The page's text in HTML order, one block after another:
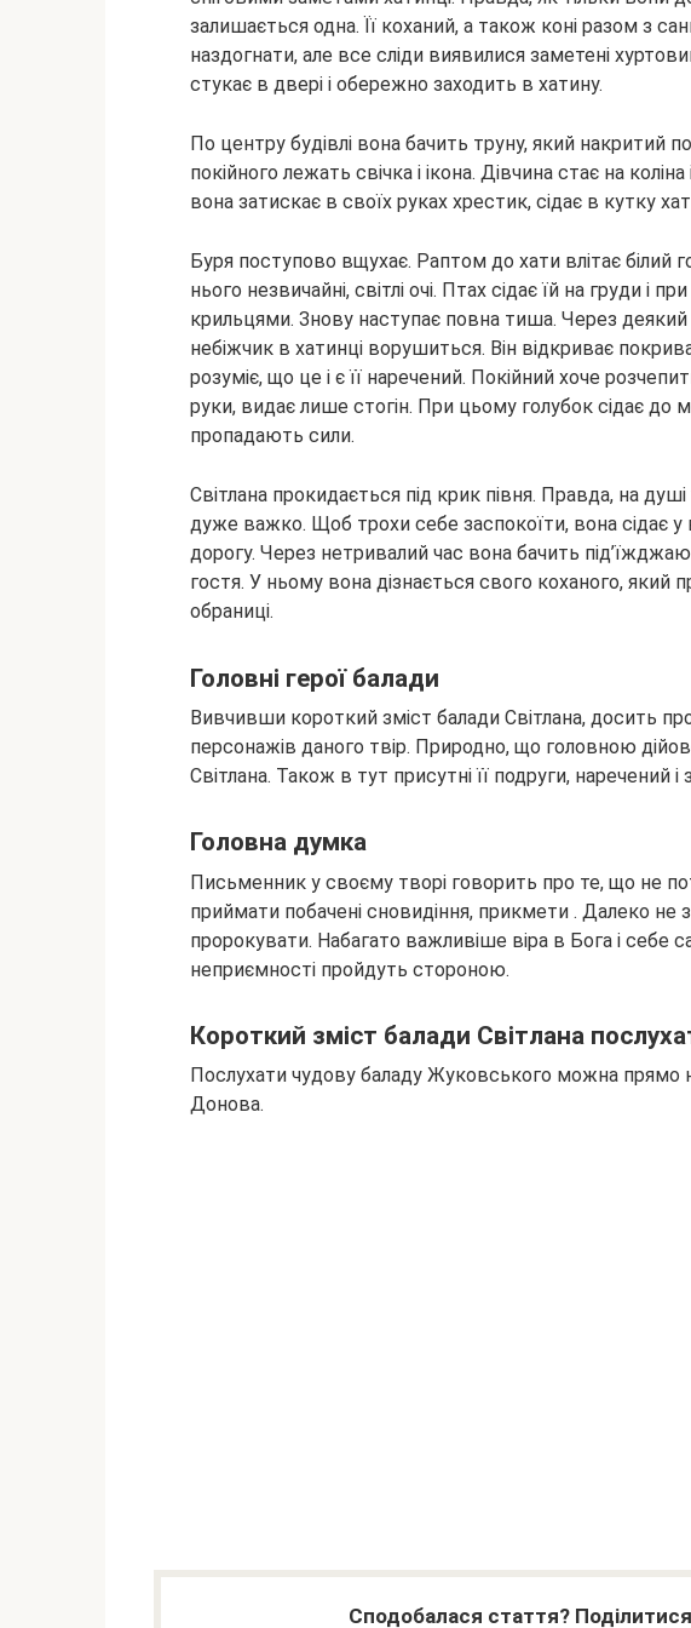
залишається одна. Її коханий, а також коні разом з
наздогнати, але все сліди виявилися заметені
стукає в двері і обережно заходить в хатину.
По центру будівлі вона бачить труну, який накритий
покійного лежать свічка і ікона. Дівчина стає на
вона затискає в своїх руках хрестик, сідає в кутку
Буря поступово вщухає. Раптом до хати влітає білий
нього незвичайні, світлі очі. Птах сідає їй на груди і
крильцями. Знову наступає повна тиша. Через деякий
небіжчик в хатинці ворушиться. Він відкриває
розуміє, що це і є її наречений. Покійний хоче
руки, видає лише стогін. При цьому голубок сідає до
пропадають сили.
Світлана прокидається під крик півня. Правда, на
дуже важко. Щоб трохи себе заспокоїти, вона сідає у
дорогу. Через нетривалий час вона бачить
гостя. У ньому вона дізнається свого коханого, який
обраниці.
Головні герої балади
Вивчивши короткий зміст балади Світлана, досить
персонажів даного твір. Природно, що головною
Світлана. Також в тут присутні її подруги, наречений і
Головна думка
Письменник у своєму творі говорить про те, що не
приймати побачені сновидіння, прикмети . Далеко
пророкувати. Набагато важливіше віра в Бога і себе
неприємності пройдуть стороною.
Короткий зміст балади Світлана
Послухати чудову баладу Жуковського можна прямо
Донова.
Сподобалася стаття?